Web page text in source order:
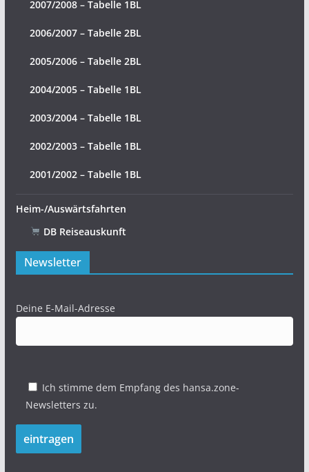
2007/2008 – Tabelle 1BL
2006/2007 – Tabelle 2BL
2005/2006 – Tabelle 2BL
2004/2005 – Tabelle 1BL
2003/2004 – Tabelle 1BL
2002/2003 – Tabelle 1BL
2001/2002 – Tabelle 1BL
Heim-/Auswärtsfahrten
DB Reiseauskunft
Newsletter
Deine E-Mail-Adresse
Ich stimme dem Empfang des hansa.zone-
Newsletters zu.